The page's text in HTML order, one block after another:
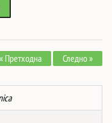
« Претходна Следно »